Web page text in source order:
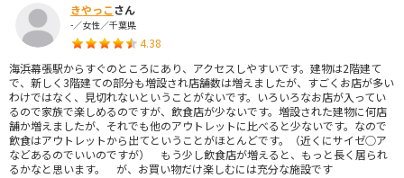
きやっこさん
-／女性／千葉県
4.38
海浜幕張駅からすぐのところにあり、アクセスしやすいです。建物は2階建て
で、新しく3階建ての部分も増設され店舗数は増えましたが、すごくお店が多い
わけではなく、見切れないということがないです。いろいろなお店が入ってい
るので家族で楽しめるのですが、飲食店が少ないです。増設された建物に何店
舗か増えましたが、それでも他のアウトレットに比べると少ないです。なので
飲食はアウトレットから出てということがほとんどです。（近くにサイゼ○ア
などあるのでいいのですが） もう少し飲食店が増えると、もっと長く居られ
るかなと思います。 が、お買い物だけ楽しむには充分な施設です